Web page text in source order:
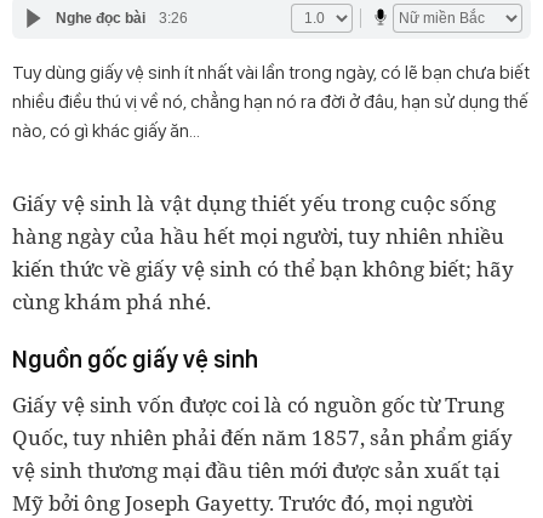
Nghe đọc bài 3:26
Tuy dùng giấy vệ sinh ít nhất vài lần trong ngày, có lẽ bạn chưa biết
nhiều điều thú vị về nó, chẳng hạn nó ra đời ở đâu, hạn sử dụng thế
nào, có gì khác giấy ăn...
Giấy vệ sinh là vật dụng thiết yếu trong cuộc sống
hàng ngày của hầu hết mọi người, tuy nhiên nhiều
kiến thức về giấy vệ sinh có thể bạn không biết; hãy
cùng khám phá nhé.
Nguồn gốc giấy vệ sinh
Giấy vệ sinh vốn được coi là có nguồn gốc từ Trung
Quốc, tuy nhiên phải đến năm 1857, sản phẩm giấy
vệ sinh thương mại đầu tiên mới được sản xuất tại
Mỹ bởi ông Joseph Gayetty. Trước đó, mọi người